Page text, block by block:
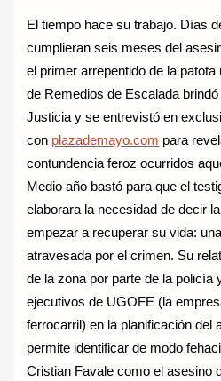
El tiempo hace su trabajo. Días
cumplieran seis meses del
el primer arrepentido de la
de Remedios de Escalada
Justicia y se entrevistó en
con plazademayo.com para
contundencia feroz ocurridos
Medio año bastó para que el
elaborara la necesidad de decir
empezar a recuperar su vida:
atravesada por el crimen. Su
de la zona por parte de la policía
ejecutivos de UGOFE (la
ferrocarril) en la planificación del
permite identificar de modo
Cristian Favale como el asesino